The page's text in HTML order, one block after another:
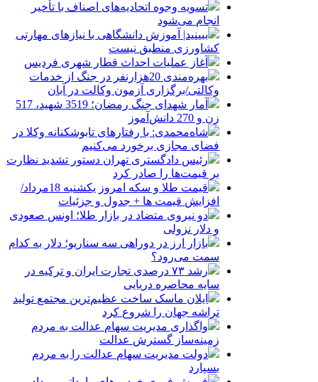
تسویه وجوه اتحادیه‌های اصناف با تأخیر
انجام می‌شود
ببینید| آموزش دانشگاهی با نیازهای مهارتی
کشاورزی منطبق نیست
آغاز عملیات احداث قطار شهری فردیس
بهره‌مندی 20هزارنفر در جنگ از خدمات
وکالتی/برگزاری آزمون وکالت در آبان
آمار شهدای جنگ رمضان؛ 3519 شهید، 517
زن و 270 دانش‌آموز
شاه‌محمدی: با رفتارهای تابوشکنانه وکلا در
فضای مجازی برخورد می‌کنیم
رئیس دادگستری تهران دستور تشدید نظارت
بر قیمت‌ها را صادر کرد
قیمت طلا و سکه امروز یکشنبه 18مرداد/
افزایش قیمت ها + جدول و جزئیات
دو نیروی متضاد در بازار طلا؛ اونس صعودی
و دلار نزولی
بازار ارز در دوراهی سه سناریو؛ دلار به کدام
سمت می‌رود؟
رشد ۷۳ درصدی تجارت ایران و ترکیه در
سایه محاصره دریایی
ایلان ماسک ساخت عظیم‌ترین مجتمع تولید
تراشه جهان را شروع کرد
واگذاری مدیریت سهام عدالت به مردم
زمینه‌ساز گسترش عدالت
دولت مدیریت سهام عدالت را به مردم
بسپارد